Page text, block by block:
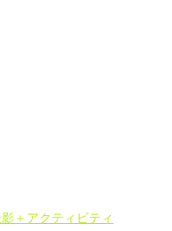
＋アクティビティ